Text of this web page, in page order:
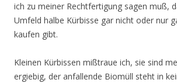
ich zu meiner Rechtfertigung sagen muß,
Umfeld halbe Kürbisse gar nicht oder nur
kaufen gibt.
Kleinen Kürbissen mißtraue ich, sie sind
ergiebig, der anfallende Biomüll steht in